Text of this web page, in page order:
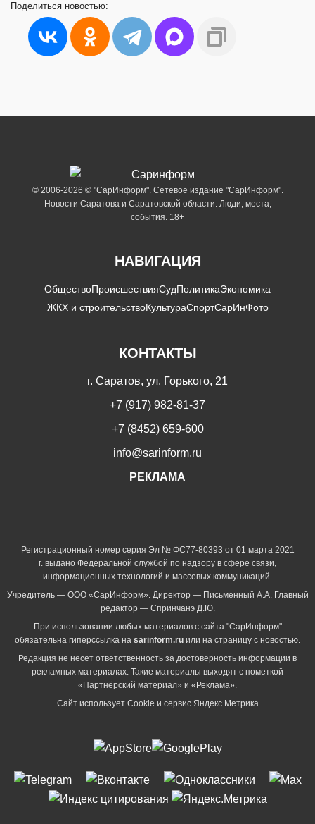
Поделиться новостью:
© 2006-2026 © "СарИнформ". Сетевое издание "СарИнформ".
Новости Саратова и Саратовской области. Люди, места,
события. 18+
НАВИГАЦИЯ
ОбществоПроисшествияСудПолитикаЭкономика
ЖКХ и строительствоКультураСпортСарИнФото
КОНТАКТЫ
г. Саратов, ул. Горького, 21
+7 (917) 982-81-37
+7 (8452) 659-600
info@sarinform.ru
РЕКЛАМА
Регистрационный номер серия Эл № ФС77-80393 от 01 марта 2021
г. выдано Федеральной службой по надзору в сфере связи,
информационных технологий и массовых коммуникаций.
Учредитель — ООО «СарИнформ». Директор — Письменный А.А. Главный
редактор — Спринчанэ Д.Ю.
При использовании любых материалов с сайта "СарИнформ"
обязательна гиперссылка на sarinform.ru или на страницу с новостью.
Редакция не несет ответственность за достоверность информации в
рекламных материалах. Такие материалы выходят с пометкой
«Партнёрский материал» и «Реклама».
Сайт использует Cookie и сервиc Яндекс.Метрика